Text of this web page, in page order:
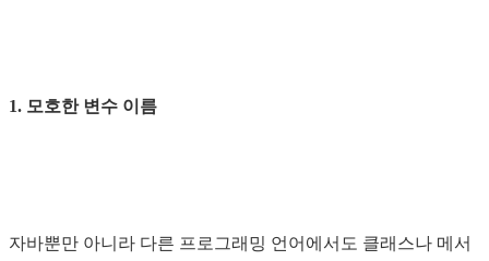
1. 모호한 변수 이름
자바뿐만 아니라 다른 프로그래밍 언어에서도 클래스나 메서